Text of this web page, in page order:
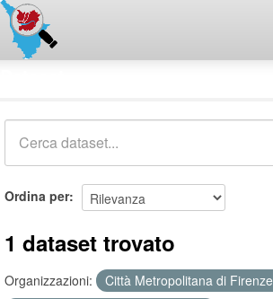
Ordina per
1 dataset trovato
Organizzazioni: Città Metropolitana di Firenze